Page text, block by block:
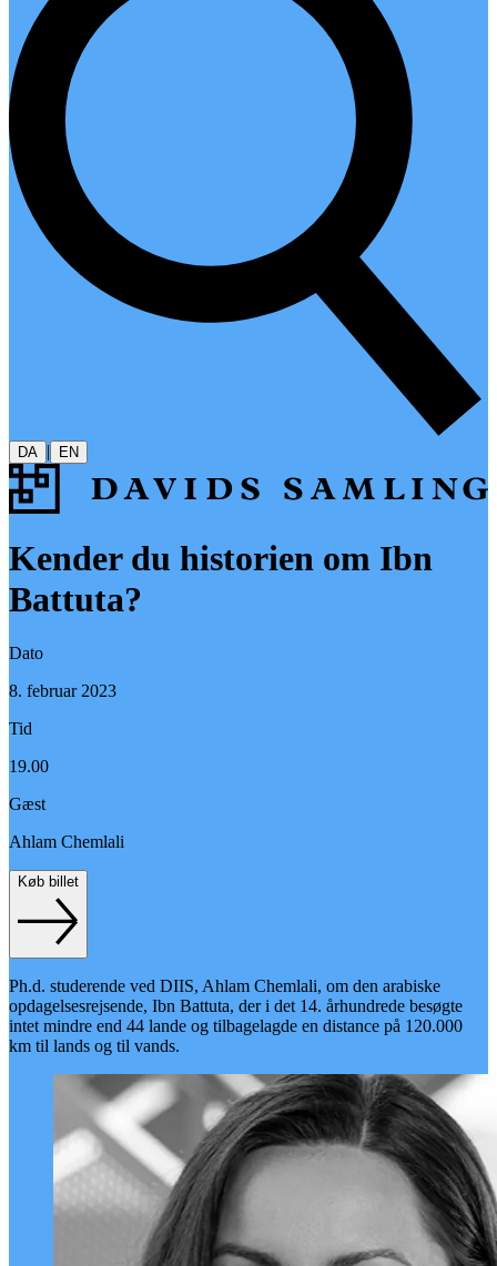
DA | EN
Kender du historien om Ibn
Battuta?
Dato
8. februar 2023
Tid
19.00
Gæst
Ahlam Chemlali
Køb billet
Ph.d. studerende ved DIIS, Ahlam Chemlali, om den arabiske
opdagelsesrejsende, Ibn Battuta, der i det 14. århundrede besøgte
intet mindre end 44 lande og tilbagelagde en distance på 120.000
km til lands og til vands.